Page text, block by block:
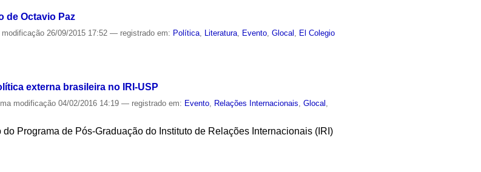
de Octavio Paz
modificação 26/09/2015 17:52— registrado em: Política Literatura Evento ,Glocal
El Colegio
externa brasileira no IRI-USP
modificação 04/02/2016 14:19— registrado em: Evento Relações Internacionais ,Glocal
Programa de Pós-Graduação do Instituto de Relações Internacionais (IRI)